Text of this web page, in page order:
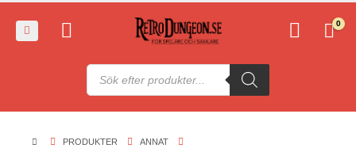
0
Produktsökning
PRODUKTER
ANNAT